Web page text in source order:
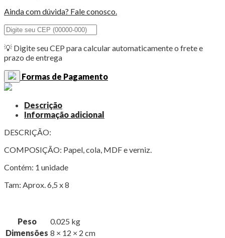
MDF-
APM8-
1348
Flores
do
Campo
quantidade
Ainda com dúvida? Fale conosco.
💡 Digite seu CEP para calcular automaticamente o frete e
prazo de entrega
Formas de Pagamento
Descrição
Informação adicional
DESCRIÇÃO:
COMPOSIÇÃO: Papel, cola, MDF e verniz.
Contém: 1 unidade
Tam: Aprox. 6,5 x 8
Peso
0.025 kg
Dimensões 8 × 12 × 2 cm